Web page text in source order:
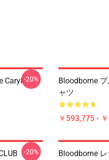
Caryll-20%
Bloodborne
ャツ
￥593,775 -
-20%
Bloodborne